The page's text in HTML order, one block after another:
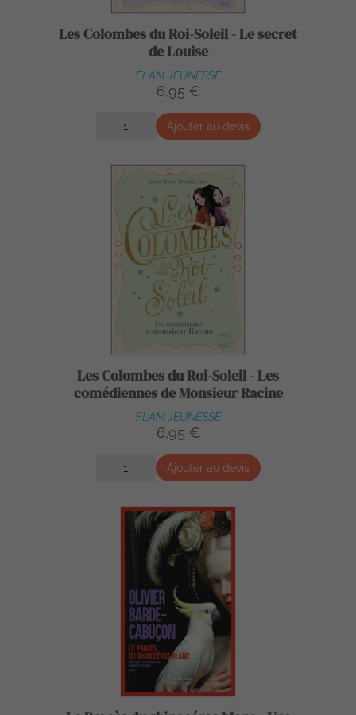
Les Colombes du Roi-Soleil - Le secret
de Louise
FLAM JEUNESSE
6,95 €
Ajouter au devis
Les Colombes du Roi-Soleil - Les
comédiennes de Monsieur Racine
FLAM JEUNESSE
6,95 €
Ajouter au devis